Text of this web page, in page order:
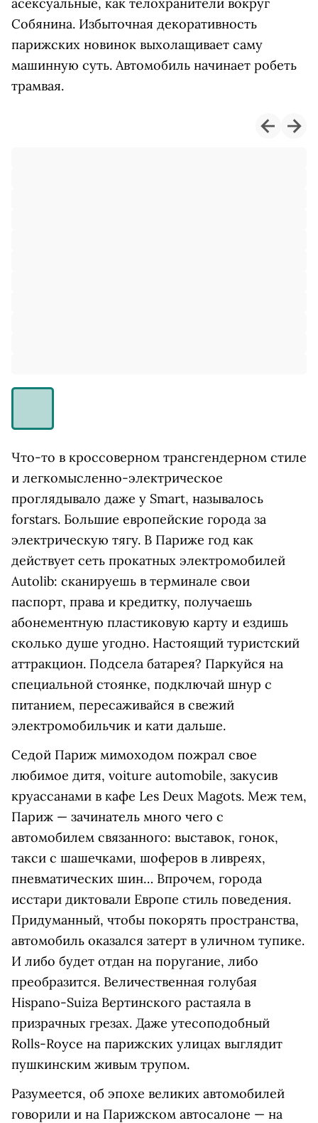
Собянина. Избыточная декоративность
парижских новинок выхолащивает саму
машинную суть. Автомобиль начинает робеть
трамвая.
Что-то в кроссоверном трансгендерном стиле
и легкомысленно-электрическое
проглядывало даже у Smart, называлось
forstars. Большие европейские города за
электрическую тягу. В Париже год как
действует сеть прокатных электромобилей
Autolib: сканируешь в терминале свои
паспорт, права и кредитку, получаешь
абонементную пластиковую карту и ездишь
сколько душе угодно. Настоящий туристский
аттракцион. Подсела батарея? Паркуйся на
специальной стоянке, подключай шнур с
питанием, пересаживайся в свежий
электромобильчик и кати дальше.
Седой Париж мимоходом пожрал свое
любимое дитя, voiture automobile, закусив
круассанами в кафе Les Deux Magots. Меж тем,
Париж — зачинатель много чего с
автомобилем связанного: выставок, гонок,
такси с шашечками, шоферов в ливреях,
пневматических шин… Впрочем, города
исстари диктовали Европе стиль поведения.
Придуманный, чтобы покорять пространства,
автомобиль оказался затерт в уличном тупике.
И либо будет отдан на поругание, либо
преобразится. Величественная голубая
Hispano-Suiza Вертинского растаяла в
призрачных грезах. Даже утесоподобный
Rolls-Royce на парижских улицах выглядит
пушкинским живым трупом.
Разумеется, об эпохе великих автомобилей
говорили и на Парижском автосалоне — на